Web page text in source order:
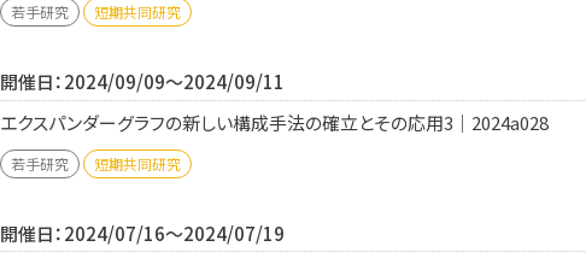
若手研究 短期共同研究
開催日：2024/09/09～2024/09/11
エクスパンダーグラフの新しい構成手法の確立とその応用3｜2024a028
若手研究 短期共同研究
開催日：2024/07/16～2024/07/19